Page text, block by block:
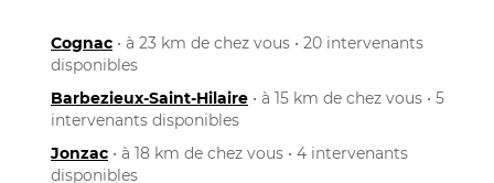
Cognac • à 23 km de chez vous • 20 intervenants
disponibles
Barbezieux-Saint-Hilaire • à 15 km de chez vous • 5
intervenants disponibles
Jonzac • à 18 km de chez vous • 4 intervenants
disponibles